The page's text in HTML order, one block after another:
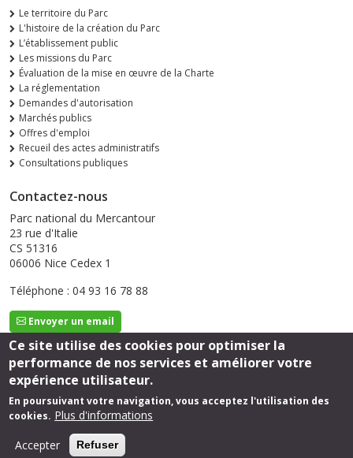
Le territoire du Parc
L'histoire de la création du Parc
L’établissement public
Les missions du Parc
Évaluation de la mise en œuvre de la Charte
La réglementation
Demandes d'autorisation
Marchés publics
Offres d'emploi
Recueil des actes administratifs
Consultations publiques
Contactez-nous
Parc national du Mercantour
23 rue d'Italie
CS 51316
06006 Nice Cedex 1
Téléphone : 04 93 16 78 88
Envoyer un email
Suivez-nous
Ce site utilise des cookies pour optimiser la
performance de nos services et améliorer votre
expérience utilisateur.
En poursuivant votre navigation, vous acceptez l'utilisation des
cookies. Plus d'informations
Accepter
Refuser